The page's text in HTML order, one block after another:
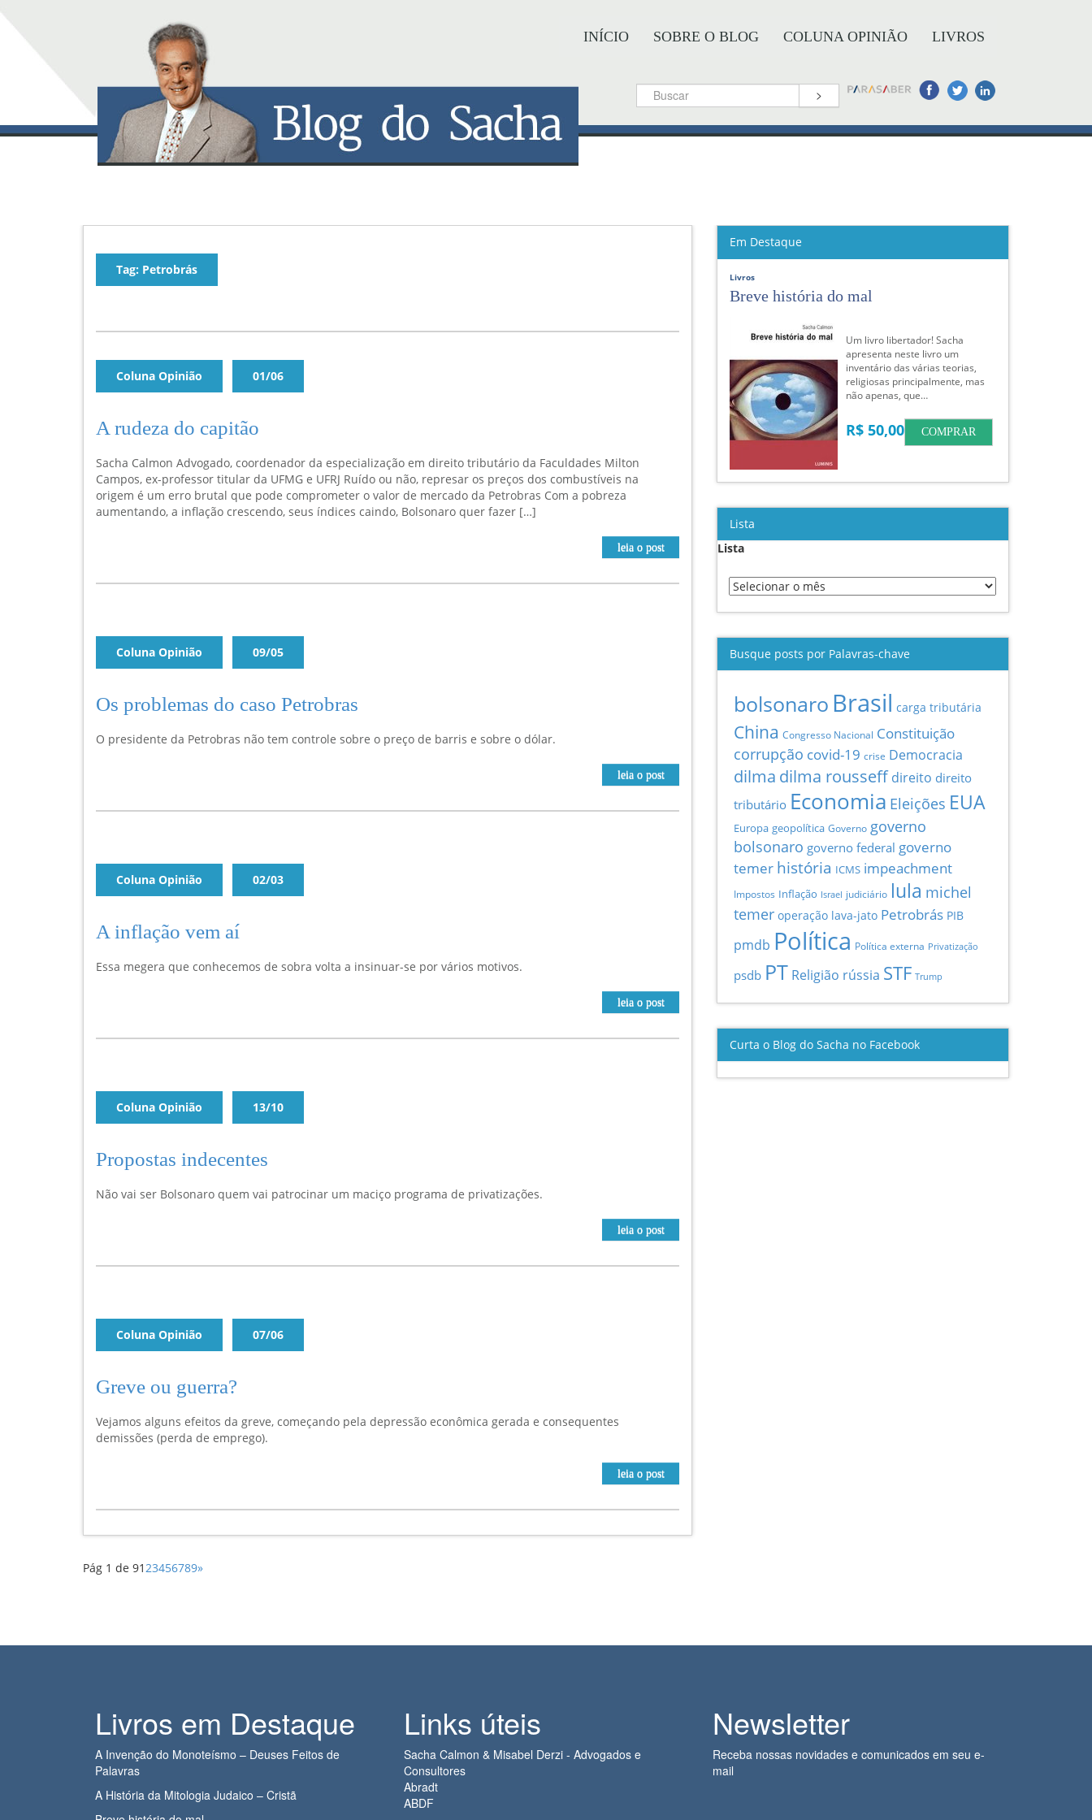
INÍCIO SOBRE O BLOG COLUNA OPINIÃO LIVROS
>
Tag: Petrobrás
Coluna Opinião 01/06
A rudeza do capitão
Sacha Calmon Advogado, coordenador da especialização em direito tributário da Faculdades Milton
Campos, ex-professor titular da UFMG e UFRJ Ruído ou não, represar os preços dos combustíveis na
origem é um erro brutal que pode comprometer o valor de mercado da Petrobras Com a pobreza
aumentando, a inflação crescendo, seus índices caindo, Bolsonaro quer fazer […]
leia o post
Coluna Opinião 09/05
Os problemas do caso Petrobras
O presidente da Petrobras não tem controle sobre o preço de barris e sobre o dólar.
leia o post
Coluna Opinião 02/03
A inflação vem aí
Essa megera que conhecemos de sobra volta a insinuar-se por vários motivos.
leia o post
Coluna Opinião 13/10
Propostas indecentes
Não vai ser Bolsonaro quem vai patrocinar um maciço programa de privatizações.
leia o post
Coluna Opinião 07/06
Greve ou guerra?
Vejamos alguns efeitos da greve, começando pela depressão econômica gerada e consequentes
demissões (perda de emprego).
leia o post
Pág 1 de 9123456789»
Em Destaque
Livros
Breve história do mal
Um livro libertador! Sacha
apresenta neste livro um
inventário das várias teorias,
religiosas principalmente, mas
não apenas, que…
R$ 50,00 COMPRAR
Lista
Lista
Busque posts por Palavras-chave
bolsonaro Brasil carga tributária
China Congresso Nacional Constituição
corrupção covid-19 crise Democracia
dilma dilma rousseff direito direito
tributário Economia Eleições EUA
Europa geopolítica Governo governo
bolsonaro governo federal governo
temer história ICMS impeachment
Impostos Inflação Israel judiciário lula michel
temer operação lava-jato Petrobrás PIB
pmdb Política Política externa Privatização
psdb PT Religião rússia STF Trump
Curta o Blog do Sacha no Facebook
Livros em Destaque
A Invenção do Monoteísmo – Deuses Feitos de
Palavras
A História da Mitologia Judaico – Cristã
Links úteis
Sacha Calmon & Misabel Derzi - Advogados e
Consultores
Abradt
ABDF
Newsletter
Receba nossas novidades e comunicados em seu e-
mail